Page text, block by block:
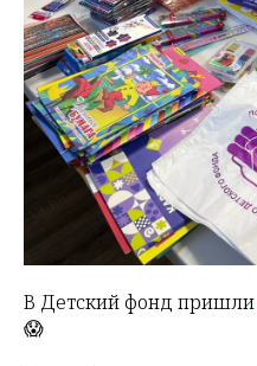
В Детский фонд пришли
😱